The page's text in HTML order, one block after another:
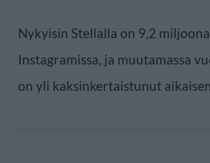
Nykyisin Stellalla on 9,2
Instagramissa, ja muutamassa
on yli kaksinkertaistunut